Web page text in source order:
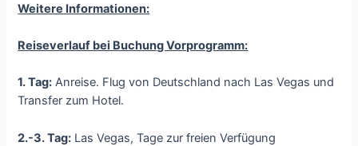
Weitere Informationen:
Reiseverlauf bei Buchung Vorprogramm:
1. Tag: Anreise. Flug von Deutschland nach Las Vegas und
Transfer zum Hotel.
2.-3. Tag: Las Vegas, Tage zur freien Verfügung